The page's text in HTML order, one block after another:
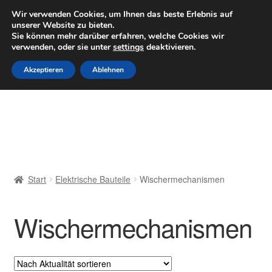
LIEFERUNG ab 6 EUR
Mo–Fr 9–16 Uhr · 0175 7465658
Zur
Navigation
springen
Zum
Inhalt
springen
Datenschutz-Bestimmungen
Impressum
Start Elektrische Bauteile Wischermechanismen
Wischermechanismen
Wir verwenden Cookies, um Ihnen das beste Erlebnis auf
unserer Website zu bieten.
Sie können mehr darüber erfahren, welche Cookies wir
verwenden, oder sie untersettings deaktivieren.
Akzeptieren Ablehnen